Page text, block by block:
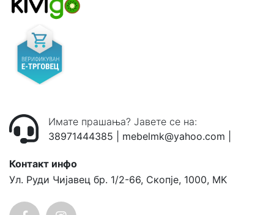
Имате прашања? Јавете се на:
38971444385
mebelmk@yahoo.com
Контакт инфо
Ул. Руди Чијавец бр. 1/2-66, Скопје, 1000, MK